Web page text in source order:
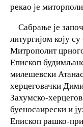
рекао је
Сабрање је
литургијом коју
Митрополит
Епископ
милешевски
херцеговачки
Захумско-
буеносаирески и
Епископ рашко-